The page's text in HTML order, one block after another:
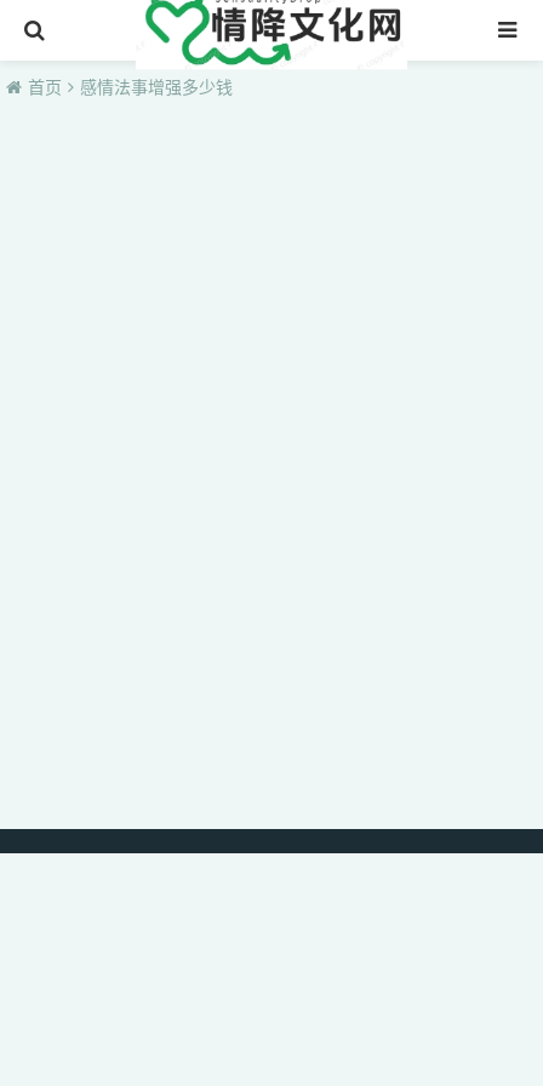
首页
首页 感情法事增强多少钱